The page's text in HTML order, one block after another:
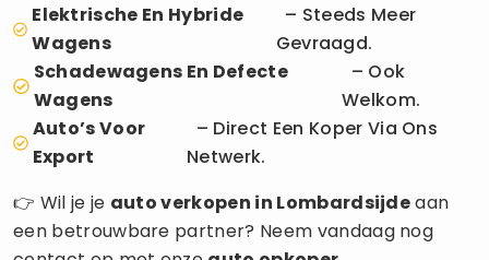
Elektrische En Hybride
Wagens
– Steeds Meer
Gevraagd.
Schadewagens En Defecte
Wagens
– Ook
Welkom.
Auto’s Voor
Export
– Direct Een Koper Via Ons
Netwerk.
👉 Wil je je auto verkopen in Lombardsijdeaan
een betrouwbare partner? Neem vandaag nog